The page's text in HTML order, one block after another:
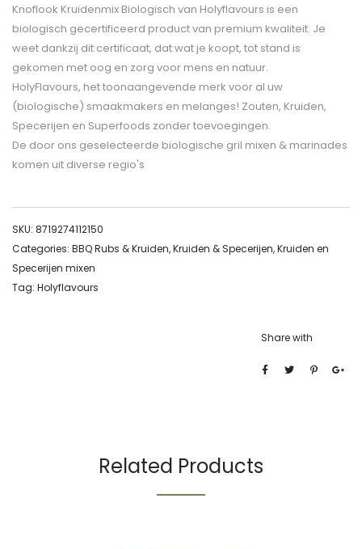
Knoflook Kruidenmix Biologisch van Holyflavours is een
biologisch gecertificeerd product van premium kwaliteit. Je
weet dankzij dit certificaat, dat wat je koopt, tot stand is
gekomen met oog en zorg voor mens en natuur.
HolyFlavours, het toonaangevende merk voor al uw
(biologische) smaakmakers en melanges! Zouten, Kruiden,
Specerijen en Superfoods zonder toevoegingen.
De door ons geselecteerde biologische gril mixen & marinades
komen uit diverse regio's
SKU: 8719274112150
Categories: BBQ Rubs & Kruiden,Kruiden & Specerijen,Kruiden en
Specerijen mixen
Tag: Holyflavours
Share with
Related Products